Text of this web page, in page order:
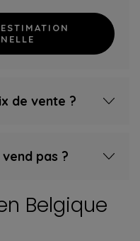
de vente ?
pas ?
Belgique